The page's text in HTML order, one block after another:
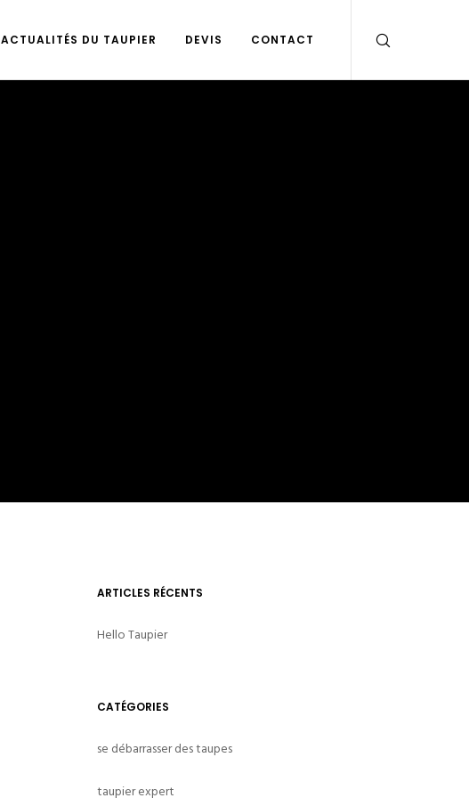
ACTUALITÉS DU TAUPIER DEVIS CONTACT
ARTICLES RÉCENTS
Hello Taupier
CATÉGORIES
se débarrasser des taupes
taupier expert